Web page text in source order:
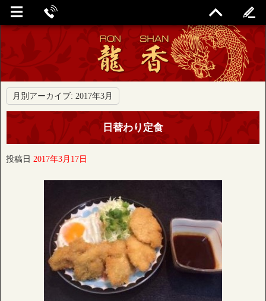
月別アーカイブ: 2017年3月
日替わり定食
投稿日 2017年3月17日